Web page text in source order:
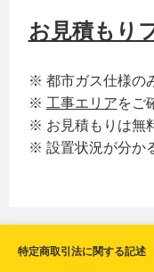
お見積もり
※ 都市ガス仕様の
※ 工事エリアをご
※ お見積もりは無
※ 設置状況が分か
特定商取引法に関する記述